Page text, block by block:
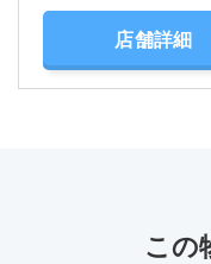
店舗詳細
この